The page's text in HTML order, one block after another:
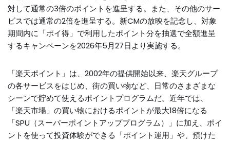
対して通常の3倍のポイントを進呈する。また、その他のサー
ビスでは通常の2倍を進呈する。新CMの放映を記念し、対象
期間内に「ポイ得」で利用したポイント分を抽選で全額進呈
するキャンペーンを2026年5月27日より実施する。
「楽天ポイント」は、2002年の提供開始以来、楽天グループ
の各サービスをはじめ、街の買い物など、日常のさまざまな
シーンで貯めて使えるポイントプログラムだ。近年では、
「楽天市場」の買い物におけるポイントが最大18倍になる
「SPU（スーパーポイントアッププログラム）」に加え、ポイ
ントを使って投資体験ができる「ポイント運用」や、預けた